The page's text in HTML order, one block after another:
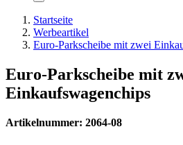
Startseite
Werbeartikel
Euro-Parkscheibe mit zwei
Euro-Parkscheibe mit
Einkaufswagenchips
Artikelnummer: 2064-08